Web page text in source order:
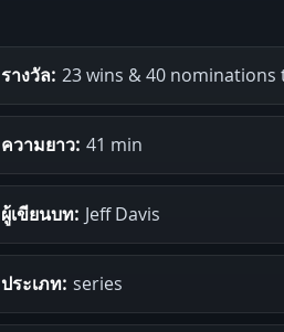
รางวัล: 23 wins & 40 nominations
ความยาว: 41 min
ผู้เขียนบท: Jeff Davis
ประเภท: series